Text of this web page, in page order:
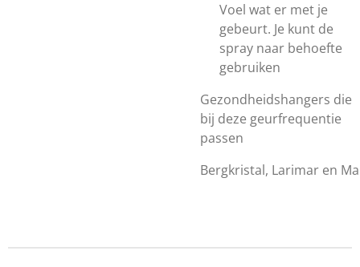
Voel wat er met je
gebeurt. Je kunt de
spray naar behoefte
gebruiken
Gezondheidshangers die
bij deze geurfrequentie
passen
Bergkristal, Larimar en